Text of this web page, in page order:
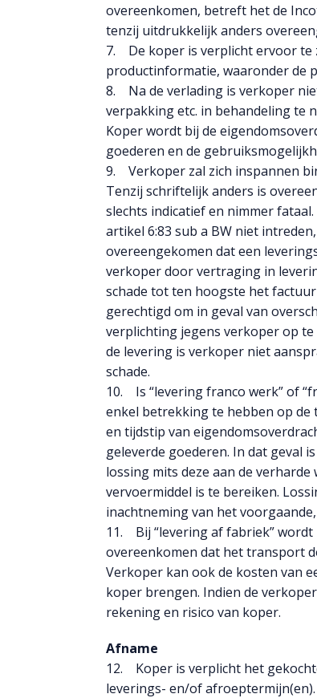
overeenkomen, betreft het de
tenzij uitdrukkelijk anders
7. De koper is verplicht ervoor te
productinformatie, waaronder de
8. Na de verlading is verkoper
verpakking etc. in behandeling te
Koper wordt bij de
goederen en de
9. Verkoper zal zich inspannen
Tenzij schriftelijk anders is
slechts indicatief en nimmer
artikel 6:83 sub a BW niet
overeengekomen dat een
verkoper door vertraging in
schade tot ten hoogste het
gerechtigd om in geval van
verplichting jegens verkoper op
de levering is verkoper niet
schade.
10. Is “levering franco werk” of
enkel betrekking te hebben op
en tijdstip van
geleverde goederen. In dat geval
lossing mits deze aan de
vervoermiddel is te bereiken.
inachtneming van het
11. Bij “levering af fabriek”
overeenkomen dat het transport
Verkoper kan ook de kosten van
koper brengen. Indien de
rekening en risico van koper.
Afname
12. Koper is verplicht het
leverings- en/of